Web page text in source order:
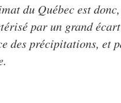
du Québec est
par un grand
des précipitations, et